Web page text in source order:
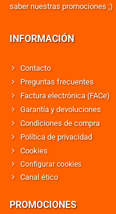
saber nuestras promociones ;)
INFORMACIÓN
Contacto
Preguntas frecuentes
Factura electrónica (FACe)
Garantía y devoluciones
Condiciones de compra
Política de privacidad
Cookies
Configurar cookies
Canal ético
PROMOCIONES